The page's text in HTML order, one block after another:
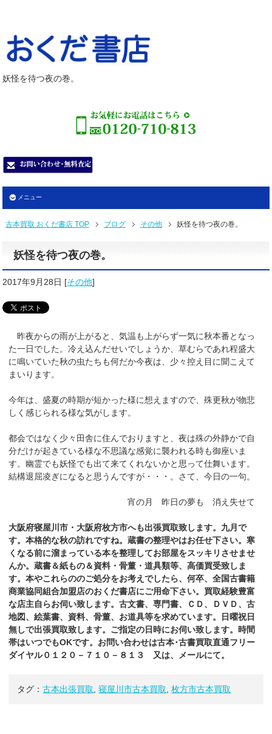
妖怪を待つ夜の巻。
メニュー
古本買取 おくだ書店 TOP ブログ その他 妖怪を待つ夜の巻。
妖怪を待つ夜の巻。
2017年9月28日 [その他]
昨夜からの雨が上がると、気温も上がらず一気に秋本番となっ
た一日でした。冷え込んだせいでしょうか、草むらであれ程盛大
に鳴いていた秋の虫たちも何だか今夜は、少々控え目に聞こえて
まいります。
今年は、盛夏の時期が短かった様に想えますので、殊更秋が物悲
しく感じられる様な気がします。
都会ではなく少々田舎に住んでおりますと、夜は殊の外静かで自
分だけが起きている様な不思議な感覚に襲われる時も御座いま
す。幽霊でも妖怪でも出て来てくれないかと思って仕舞います。
結構退屈凌ぎになると思うんですが・・・。さて、今日の一句。
宵の月 昨日の夢も 消え失せて
大阪府寝屋川市・大阪府枚方市へも出張買取致します。九月で
す。本格的な秋の訪れですね。蔵書の整理やはお任せ下さい。寒
くなる前に溜まっている本を整理してお部屋をスッキリさせませ
んか。蔵書＆紙もの＆資料・骨董・道具類等、高価買受致しま
す。本やこれらののご処分をお考えでしたら、何卒、全国古書籍
商業協同組合加盟店のおくだ書店にご用命下さい。買取経験豊富
な店主自らお伺い致します。古文書、専門書、ＣＤ、ＤＶＤ、古
地図、絵葉書、資料、骨董、お道具等を求めています。日曜祝日
無しで出張買取致します。ご指定の日時にお伺い致します。時間
帯はいつでもOKです。お問い合わせは古本･古書買取直通フリー
ダイヤル０１２０－７１０－８１３ 又は、メールにて。
タグ：古本出張買取 ,寝屋川市古本買取 ,枚方市古本買取